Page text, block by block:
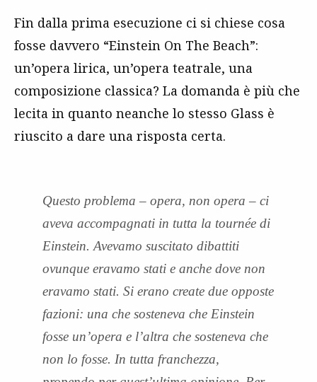
Fin dalla prima esecuzione ci si chiese cosa
fosse davvero “Einstein On The Beach”:
un’opera lirica, un’opera teatrale, una
composizione classica? La domanda è più che
lecita in quanto neanche lo stesso Glass è
riuscito a dare una risposta certa.
Questo problema – opera, non opera – ci
aveva accompagnati in tutta la tournée di
Einstein. Avevamo suscitato dibattiti
ovunque eravamo stati e anche dove non
eravamo stati. Si erano create due opposte
fazioni: una che sosteneva che Einstein
fosse un’opera e l’altra che sosteneva che
non lo fosse. In tutta franchezza,